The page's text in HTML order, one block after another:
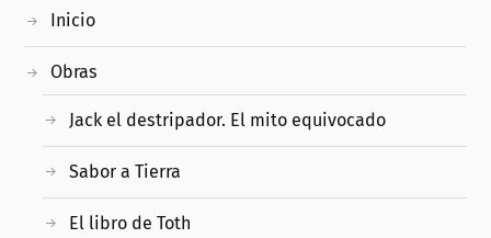
Inicio
Obras
Jack el destripador. El mito equivocado
Sabor a Tierra
El libro de Toth